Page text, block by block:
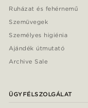
Ruházat és fehérnemű
Szemüvegek
Személyes higiénia
Ajándék útmutató
Archive Sale
ÜGYFÉLSZOLGÁLAT